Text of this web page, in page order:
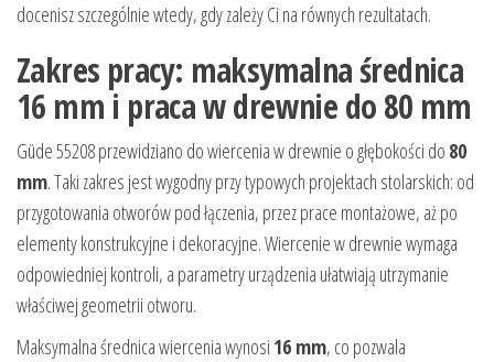
docenisz szczególnie wtedy, gdy zależy Ci na równych rezultatach.
Zakres pracy: maksymalna średnica
16 mm i praca w drewnie do 80 mm
Güde 55208 przewidziano do wiercenia w drewnie o głębokości do 80
mm. Taki zakres jest wygodny przy typowych projektach stolarskich: od
przygotowania otworów pod łączenia, przez prace montażowe, aż po
elementy konstrukcyjne i dekoracyjne. Wiercenie w drewnie wymaga
odpowiedniej kontroli, a parametry urządzenia ułatwiają utrzymanie
właściwej geometrii otworu.
Maksymalna średnica wiercenia wynosi 16 mm, co pozwala